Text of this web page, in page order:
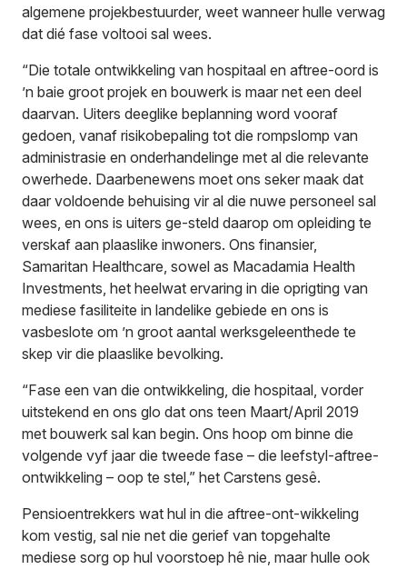
algemene projekbestuurder, weet wanneer hulle verwag
dat dié fase voltooi sal wees.
“Die totale ontwikkeling van hospitaal en aftree-oord is
’n baie groot projek en bouwerk is maar net een deel
daarvan. Uiters deeglike beplanning word vooraf
gedoen, vanaf risikobepaling tot die rompslomp van
administrasie en onderhandelinge met al die relevante
owerhede. Daarbenewens moet ons seker maak dat
daar voldoende behuising vir al die nuwe personeel sal
wees, en ons is uiters ge-steld daarop om opleiding te
verskaf aan plaaslike inwoners. Ons finansier,
Samaritan Healthcare, sowel as Macadamia Health
Investments, het heelwat ervaring in die oprigting van
mediese fasiliteite in landelike gebiede en ons is
vasbeslote om ’n groot aantal werksgeleenthede te
skep vir die plaaslike bevolking.
“Fase een van die ontwikkeling, die hospitaal, vorder
uitstekend en ons glo dat ons teen Maart/April 2019
met bouwerk sal kan begin. Ons hoop om binne die
volgende vyf jaar die tweede fase – die leefstyl-aftree-
ontwikkeling – oop te stel,” het Carstens gesê.
Pensioentrekkers wat hul in die aftree-ont-wikkeling
kom vestig, sal nie net die gerief van topgehalte
mediese sorg op hul voorstoep hê nie, maar hulle ook